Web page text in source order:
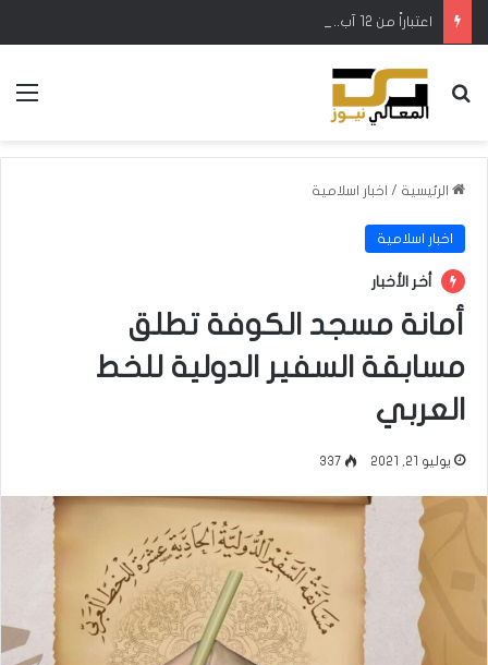
بحث عن
الرئيسية / اخبار اسلامية
اخبار اسلامية
أخر الأخبار
أمانة مسجد الكوفة تطلق
مسابقة السفير الدولية للخط
العربي
يوليو 21, 2021 337